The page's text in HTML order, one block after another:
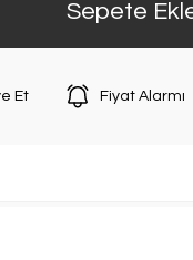
Sepete
Et Fiyat Alarmı